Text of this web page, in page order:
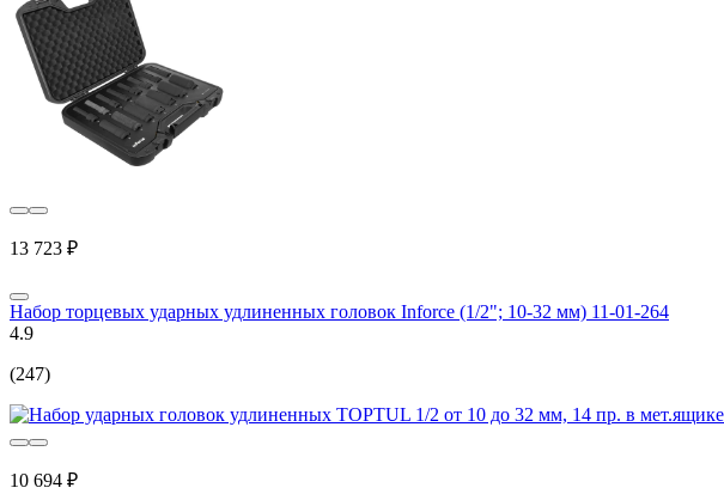
13 723 ₽
Набор торцевых ударных удлиненных головок Inforce (1/2"; 10-32 мм) 11-01-264
4.9
(247)
10 694 ₽